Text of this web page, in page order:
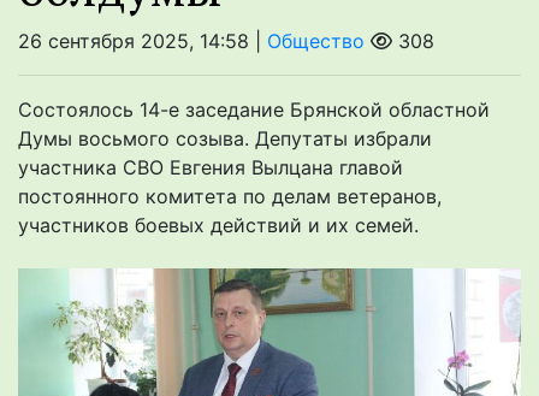
26 сентября 2025, 14:58 | Общество 308
Состоялось 14-е заседание Брянской областной
Думы восьмого созыва. Депутаты избрали
участника СВО Евгения Вылцана главой
постоянного комитета по делам ветеранов,
участников боевых действий и их семей.